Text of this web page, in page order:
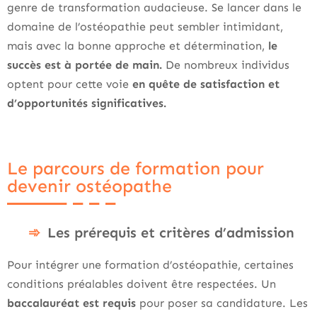
genre de transformation audacieuse. Se lancer dans le
domaine de l’ostéopathie peut sembler intimidant,
mais avec la bonne approche et détermination, le
succès est à portée de main. De nombreux individus
optent pour cette voie en quête de satisfaction et
d’opportunités significatives.
Le parcours de formation pour
devenir ostéopathe
Les prérequis et critères d’admission
Pour intégrer une formation d’ostéopathie, certaines
conditions préalables doivent être respectées. Un
baccalauréat est requis pour poser sa candidature. Les